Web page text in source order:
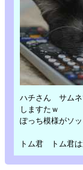
ハチさん サムネ
しますたｗ
ぽっち模様がソ
トム君 トム君は